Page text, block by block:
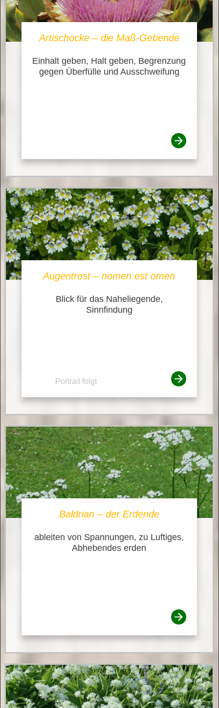
Artischocke – die Maß-Gebende
Einhalt geben, Halt geben, Begrenzung
gegen Überfülle und Ausschweifung
Augentrost – nomen est omen
Blick für das Naheliegende,
Sinnfindung
Portrait folgt
Baldrian – der Erdende
ableiten von Spannungen, zu Luftiges,
Abhebendes erden